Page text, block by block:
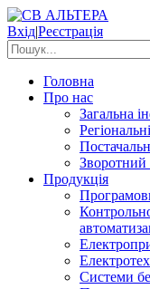
Вхід|Реєстрація
Головна
Про нас
Загальна
Зворотний
Продукція
Системи